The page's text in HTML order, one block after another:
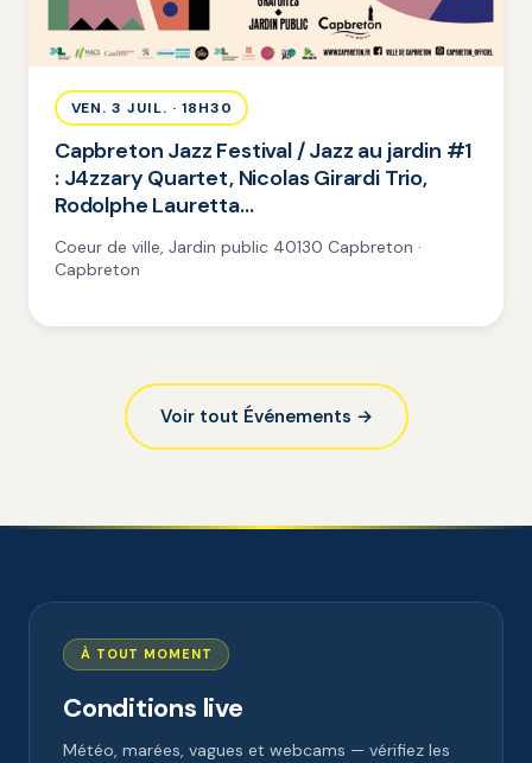
VEN. 3 JUIL. · 18H30
Capbreton Jazz Festival / Jazz au jardin #1
: J4zzary Quartet, Nicolas Girardi Trio,
Rodolphe Lauretta…
Coeur de ville, Jardin public 40130 Capbreton ·
Capbreton
Voir tout Événements →
À TOUT MOMENT
Conditions live
Météo, marées, vagues et webcams — vérifiez les